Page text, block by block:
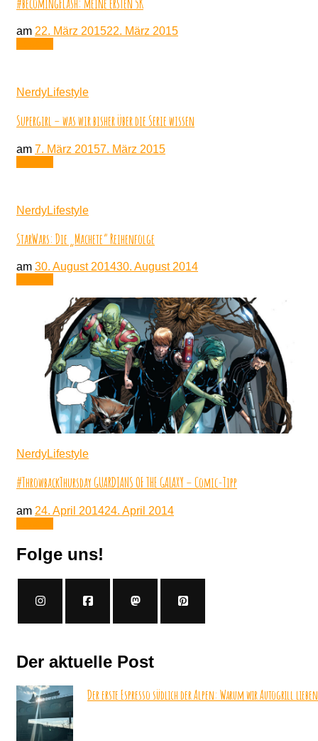
am 22. März 201522. März 2015
NerdyLifestyle
Supergirl – was wir bisher über die Serie wissen
am 7. März 20157. März 2015
NerdyLifestyle
StarWars: Die „Machete“ Reihenfolge
am 30. August 201430. August 2014
NerdyLifestyle
#ThrowbackThursday GUARDIANS OF THE GALAXY – Comic-Tipp
am 24. April 201424. April 2014
Folge uns!
Der aktuelle Post
Der erste Espresso südlich der Alpen: Warum wir Autogrill lieben